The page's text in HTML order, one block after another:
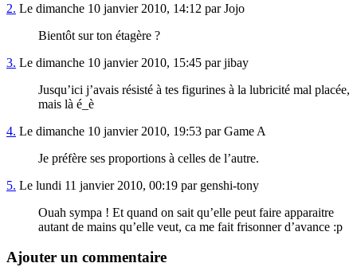
2. Le dimanche 10 janvier 2010, 14:12 par Jojo
Bientôt sur ton étagère ?
3. Le dimanche 10 janvier 2010, 15:45 par jibay
Jusqu’ici j’avais résisté à tes figurines à la lubricité mal placée,
mais là é_è
4. Le dimanche 10 janvier 2010, 19:53 par Game A
Je préfère ses proportions à celles de l’autre.
5. Le lundi 11 janvier 2010, 00:19 par genshi-tony
Ouah sympa ! Et quand on sait qu’elle peut faire apparaitre
autant de mains qu’elle veut, ca me fait frisonner d’avance :p
Ajouter un commentaire